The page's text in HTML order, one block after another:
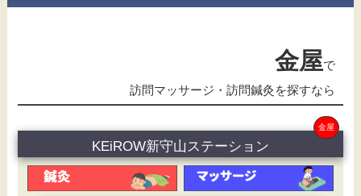
金屋で
訪問マッサージ・訪問鍼灸を探すなら
金屋
KEiROW新守山ステーション